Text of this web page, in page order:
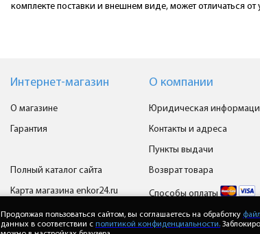
комплекте поставки и внешнем виде, может отличаться от
Интернет-магазин
О магазине
Гарантия
Полный каталог сайта
Карта магазина enkor24.ru
Все производители
О компании
Юридическая
Контакты и адреса
Пункты выдачи
Возврат товара
Способы оплаты
Доставка
Продолжая пользоваться сайтом, вы соглашаетесь на обработку
данных в соответствии с политикой конфиденциальности.